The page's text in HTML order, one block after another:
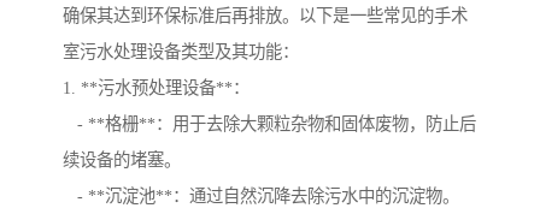
确保其达到环保标准后再排放。以下是一些常见的手术
室污水处理设备类型及其功能：
1. **污水预处理设备**：
- **格栅**：用于去除大颗粒杂物和固体废物，防止后
续设备的堵塞。
- **沉淀池**：通过自然沉降去除污水中的沉淀物。